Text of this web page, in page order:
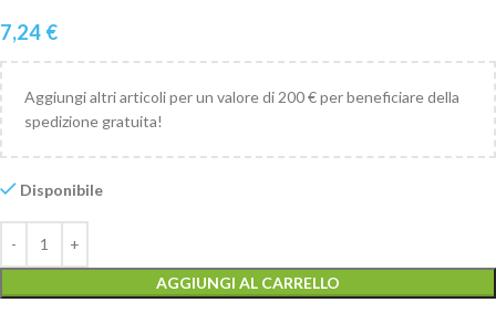
7,24 €
Aggiungi altri articoli per un valore di 200 € per beneficiare della
spedizione gratuita!
Disponibile
AGGIUNGI AL CARRELLO